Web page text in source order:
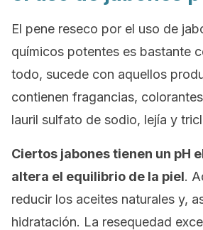
El pene reseco por el uso de
químicos potentes es bastante
todo, sucede con aquellos
contienen fragancias,
lauril sulfato de sodio, lejía y
Ciertos jabones tienen un pH
altera el equilibrio de la piel.
reducir los aceites naturales y,
hidratación. La resequedad